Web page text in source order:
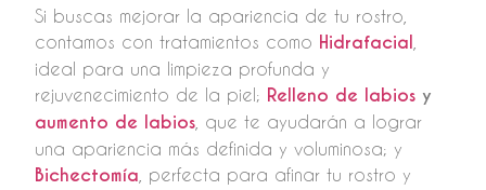
Si buscas mejorar la apariencia de tu rostro,
contamos con tratamientos como Hidrafacial
ideal para una limpieza profunda y
rejuvenecimiento de la piel; Relleno de labios y
aumento de labios , que te ayudarán a lograr
una apariencia más definida y voluminosa; y
Bichectomía , perfecta para afinar tu rostro y